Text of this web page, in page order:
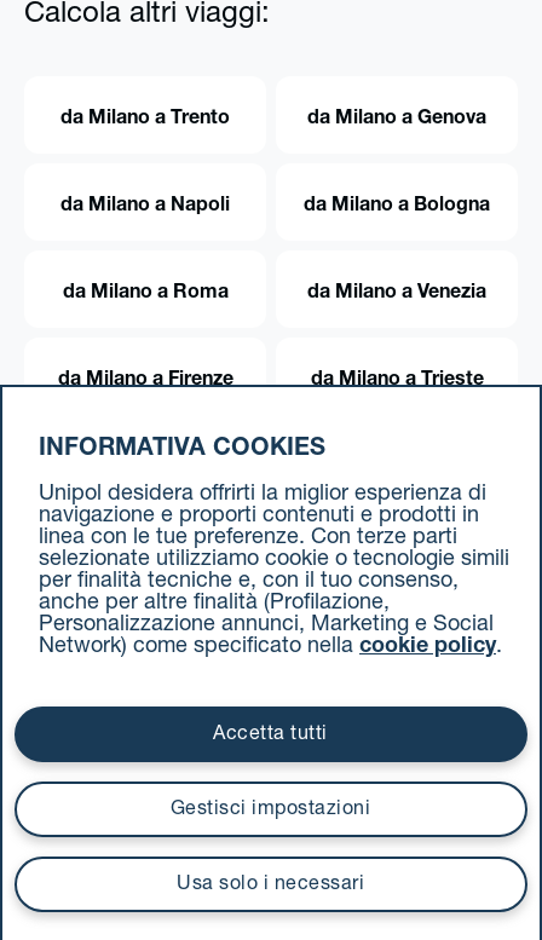
Calcola altri viaggi:
da Milano a Trento da Milano a Genova
da Milano a Napoli da Milano a Bologna
da Milano a Roma da Milano a Venezia
da Milano a Firenze da Milano a Trieste
Documenti contrattuali
Via Stalingrado 37 - 40128 Bologna
Tel 051 5077111 - Fax 051 375349
unipolmove@pec.unipol.it
C.F. 03506831209 e P. IVA 03740811207 R.E.A. 524585
UnipolTech S.p.A.
I prezzi si intendono compresi di IVA
INFORMATIVA COOKIES
Unipol desidera offrirti la miglior esperienza di
navigazione e proporti contenuti e prodotti in
linea con le tue preferenze. Con terze parti
selezionate utilizziamo cookie o tecnologie simili
per finalità tecniche e, con il tuo consenso,
anche per altre finalità (Profilazione,
Personalizzazione annunci, Marketing e Social
Network) come specificato nella cookie policy.
Usa solo i necessari
Gestisci impostazioni
Accetta tutti